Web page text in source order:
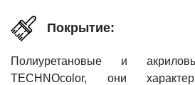
Покрытие:
Полиуретановые и
TECHNOcolor, они